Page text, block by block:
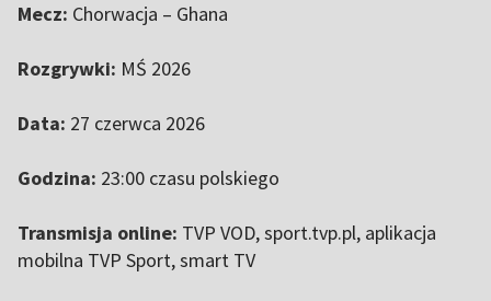
Mecz: Chorwacja – Ghana
Rozgrywki: MŚ 2026
Data: 27 czerwca 2026
Godzina: 23:00 czasu polskiego
Transmisja online: TVP VOD, sport.tvp.pl, aplikacja
mobilna TVP Sport, smart TV